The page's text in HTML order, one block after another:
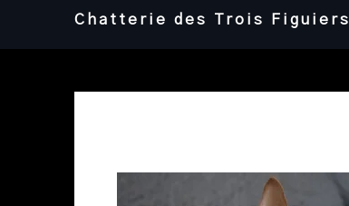
Chatterie des Trois Figuiers